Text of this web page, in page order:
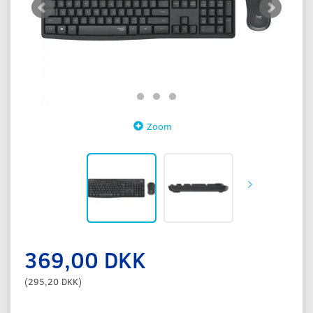
Zoom
369,00 DKK
(295,20 DKK)